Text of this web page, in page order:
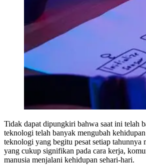
Tidak dapat dipungkiri bahwa saat ini telah
teknologi telah banyak mengubah
teknologi yang begitu pesat setiap tahunnya
yang cukup signifikan pada cara kerja,
manusia menjalani kehidupan sehari-hari.